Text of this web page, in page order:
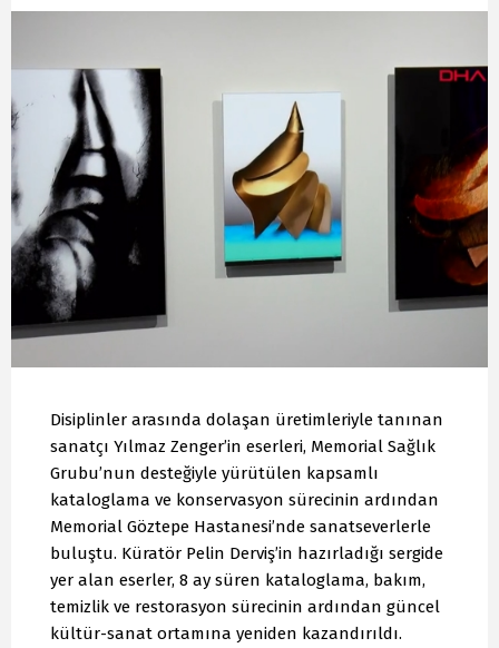
Disiplinler arasında dolaşan üretimleriyle tanınan
sanatçı Yılmaz Zenger’in eserleri, Memorial Sağlık
Grubu’nun desteğiyle yürütülen kapsamlı
kataloglama ve konservasyon sürecinin ardından
Memorial Göztepe Hastanesi’nde sanatseverlerle
buluştu. Küratör Pelin Derviş’in hazırladığı sergide
yer alan eserler, 8 ay süren kataloglama, bakım,
temizlik ve restorasyon sürecinin ardından güncel
kültür-sanat ortamına yeniden kazandırıldı.